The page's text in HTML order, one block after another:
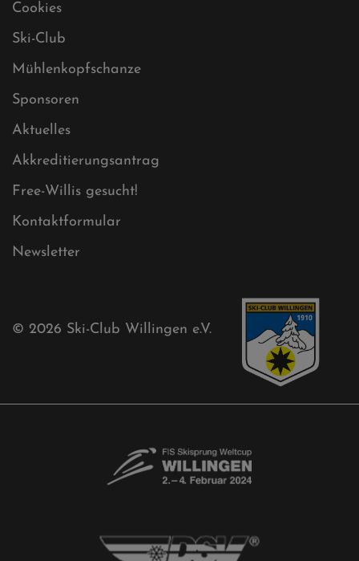
Sitemap XML
Cookies
Ski-Club
Mühlenkopfschanze
Sponsoren
Aktuelles
Akkreditierungsantrag
Free-Willis gesucht!
Kontaktformular